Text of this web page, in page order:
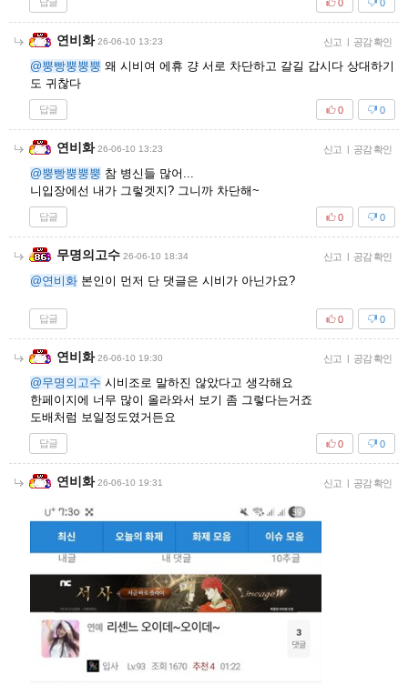
0
0
연비화 26-06-10 13:23 신고 | 공감 확인
@뿡빵뿡뿡뿡 왜 시비여 에휴 걍 서로 차단하고 갈길 갑시다 상대하기
도 귀찮다
답글 0
0
연비화 26-06-10 13:23 신고 | 공감 확인
@뿡빵뿡뿡뿡 참 병신들 많어...
니입장에선 내가 그렇겟지? 그니까 차단해~
답글 0
0
무명의고수 26-06-10 18:34 신고 | 공감 확인
@연비화 본인이 먼저 단 댓글은 시비가 아닌가요?
답글 0
0
연비화 26-06-10 19:30 신고 | 공감 확인
@무명의고수 시비조로 말하진 않았다고 생각해요
한페이지에 너무 많이 올라와서 보기 좀 그렇다는거죠
도배처럼 보일정도였거든요
답글 0
0
연비화 26-06-10 19:31 신고 | 공감 확인